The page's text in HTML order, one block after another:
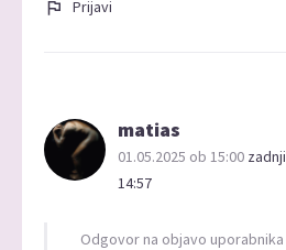
Prijavi
matias
01.05.2025 ob 15:00
14:57
Odgovor na objavo uporabnika